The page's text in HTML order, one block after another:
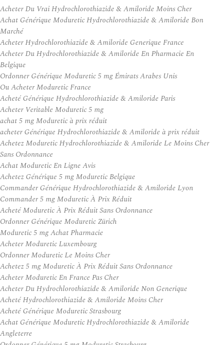
Acheter Du Vrai Hydrochlorothiazide & Amiloride Moins Cher
Achat Générique Moduretic Hydrochlorothiazide & Amiloride Bon
Marché
Acheter Hydrochlorothiazide & Amiloride Generique France
Acheter Du Hydrochlorothiazide & Amiloride En Pharmacie En
Belgique
Ordonner Générique Moduretic 5 mg Émirats Arabes Unis
Ou Acheter Moduretic France
Acheté Générique Hydrochlorothiazide & Amiloride Paris
Acheter Veritable Moduretic 5 mg
achat 5 mg Moduretic à prix réduit
acheter Générique Hydrochlorothiazide & Amiloride à prix réduit
Achetez Moduretic Hydrochlorothiazide & Amiloride Le Moins Cher
Sans Ordonnance
Achat Moduretic En Ligne Avis
Achetez Générique 5 mg Moduretic Belgique
Commander Générique Hydrochlorothiazide & Amiloride Lyon
Commander 5 mg Moduretic À Prix Réduit
Acheté Moduretic À Prix Réduit Sans Ordonnance
Ordonner Générique Moduretic Zürich
Moduretic 5 mg Achat Pharmacie
Acheter Moduretic Luxembourg
Ordonner Moduretic Le Moins Cher
Achetez 5 mg Moduretic À Prix Réduit Sans Ordonnance
Acheter Moduretic En France Pas Cher
Acheter Du Hydrochlorothiazide & Amiloride Non Generique
Acheté Hydrochlorothiazide & Amiloride Moins Cher
Acheté Générique Moduretic Strasbourg
Achat Générique Moduretic Hydrochlorothiazide & Amiloride
Angleterre